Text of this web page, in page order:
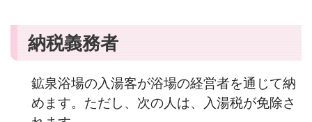
納税義務者
鉱泉浴場の入湯客が浴場の経営者を通じて納
めます。ただし、次の人は、入湯税が免除さ